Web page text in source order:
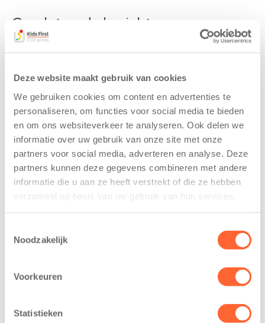
Deze website maakt gebruik van cookies
We gebruiken cookies om content en advertenties te
personaliseren, om functies voor social media te bieden
en om ons websiteverkeer te analyseren. Ook delen we
informatie over uw gebruik van onze site met onze
partners voor social media, adverteren en analyse. Deze
partners kunnen deze gegevens combineren met andere
informatie die u aan ze heeft verstrekt of die ze hebben
verzameld op basis van uw gebruik van hun services.
Noodzakelijk
Voorkeuren
Statistieken
Gerelateerde berichten
Kinderen BSO
De
Westerburcht
voor Kids First
7 augustus 2026
2026 – Kinderen
Westerburcht in
Kids First
tekent
koopcontract
kindcentrum in